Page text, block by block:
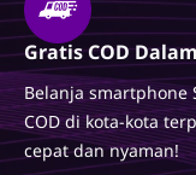
Gratis COD
Belanja
COD di kota-kota
cepat dan nyaman!